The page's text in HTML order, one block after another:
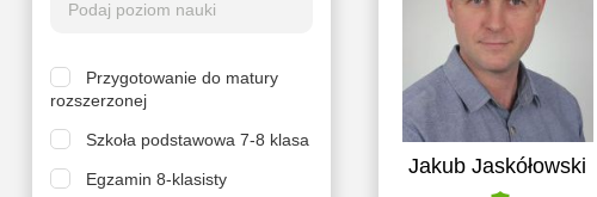
Jakub Jaskółowski
Przygotowanie do matury
rozszerzonej
Szkoła podstawowa 7-8 klasa
Egzamin 8-klasisty